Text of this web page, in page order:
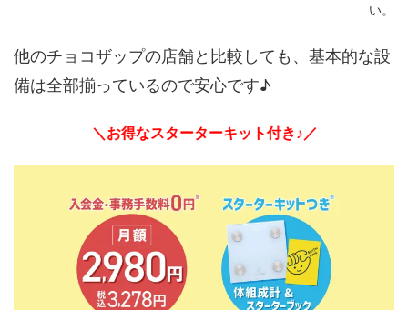
い。
他のチョコザップの店舗と比較しても、基本的な設
備は全部揃っているので安心です♪
＼お得なスターターキット付き♪／